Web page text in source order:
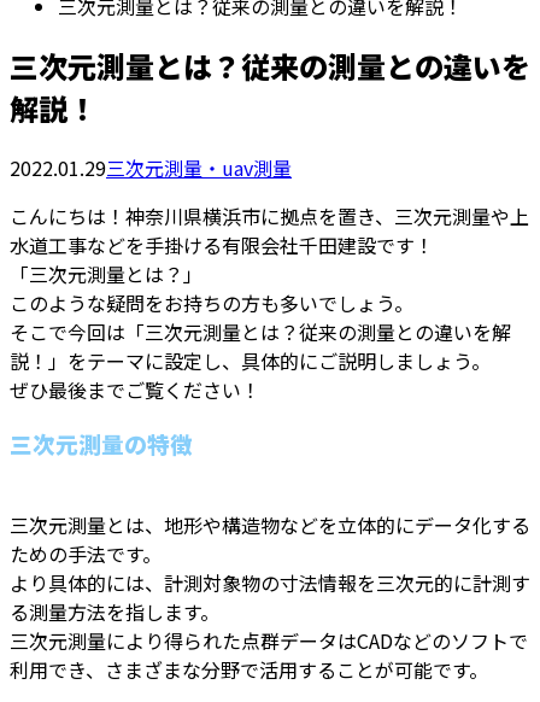
三次元測量とは？従来の測量との違いを解説！
三次元測量とは？従来の測量との違いを
解説！
2022.01.29三次元測量・uav測量
こんにちは！神奈川県横浜市に拠点を置き、三次元測量や上
水道工事などを手掛ける有限会社千田建設です！
「三次元測量とは？」
このような疑問をお持ちの方も多いでしょう。
そこで今回は「三次元測量とは？従来の測量との違いを解
説！」をテーマに設定し、具体的にご説明しましょう。
ぜひ最後までご覧ください！
三次元測量の特徴
三次元測量とは、地形や構造物などを立体的にデータ化する
ための手法です。
より具体的には、計測対象物の寸法情報を三次元的に計測す
る測量方法を指します。
三次元測量により得られた点群データはCADなどのソフトで
利用でき、さまざまな分野で活用することが可能です。